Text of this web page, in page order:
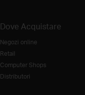
Dove Acquistare
Negozi online
Retail
Computer Shops
Distributori